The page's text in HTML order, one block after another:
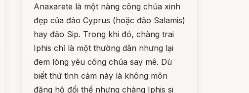
Anaxarete là một nàng công chúa xinh
đẹp của đảo Cyprus (hoặc đảo Salamis)
hay đảo Sip. Trong khi đó, chàng trai
Iphis chỉ là một thường dân nhưng lại
đem lòng yêu công chúa say mê. Dù
biết thứ tình cảm này là không môn
đăng hộ đối thế nhưng chàng Iphis si